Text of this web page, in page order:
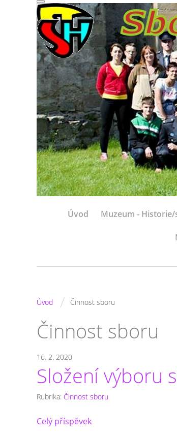
Úvod Muzeum -
Úvod / Činnost sboru
Činnost sboru
16. 2. 2020
Složení výboru
Rubrika: Činnost sboru
Celý příspěvek